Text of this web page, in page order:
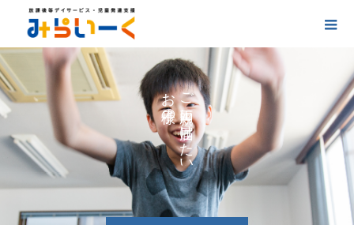
ご
に
け
た
い
お
の
の